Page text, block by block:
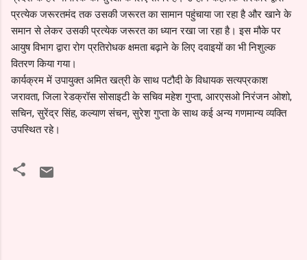
प्रत्येक जरूरतमंद तक उसकी जरूरत का सामान पहुंचाया जा रहा है और खाने के
समान से लेकर उसकी प्रत्येक जरूरत का ध्यान रखा जा रहा है। इस मौके पर
आयुष विभाग द्वारा रोग प्रतिरोधक क्षमता बढ़ाने के लिए दवाइयों का भी निशुल्क
वितरण किया गया।
कार्यक्रम में उपायुक्त अमित खत्री के साथ पटौदी के विधायक सत्यप्रकाश
जरावता, जिला रेडक्रॉस सोसाइटी के सचिव महेश गुप्ता, आरएसओ निरंजन ओशो,
सचिन, सुरेंद्र सिंह, कल्याण संचन, सुरेश गुप्ता के साथ कई अन्य गणमान्य व्यक्ति
उपस्थित रहे।